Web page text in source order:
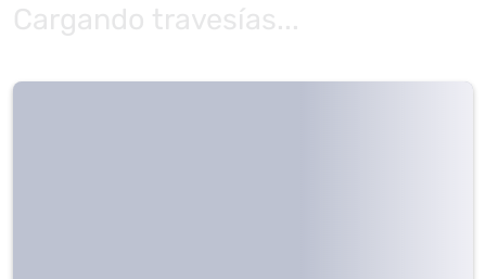
Cargando travesías...